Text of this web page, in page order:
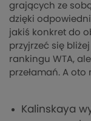
grających ze
dzięki
jakiś konkret do
przyjrzeć się
rankingu WTA,
przełamań. A
Kalinskaya